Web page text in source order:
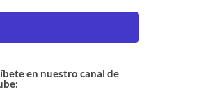
en nuestro canal de